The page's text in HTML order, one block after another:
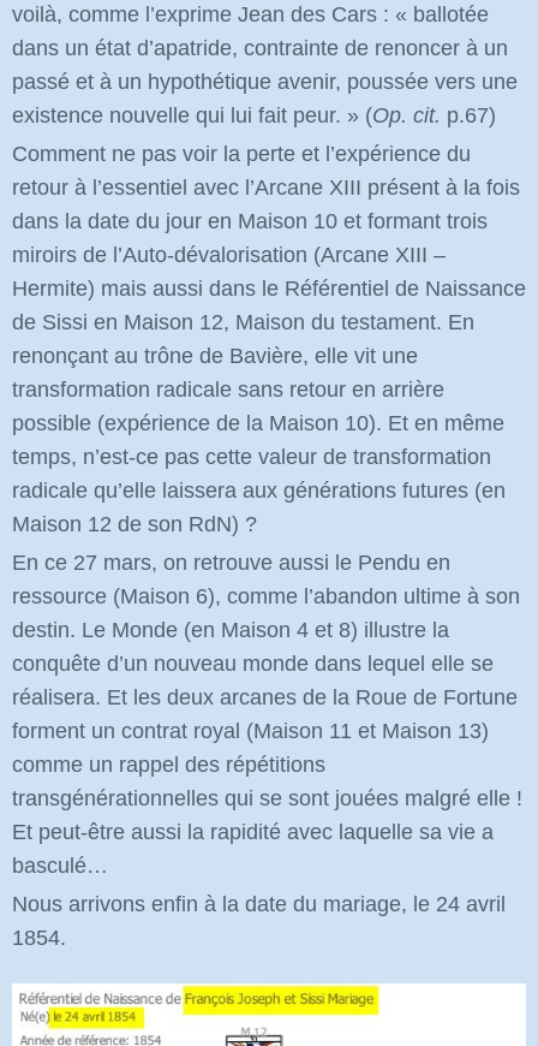
voilà, comme l’exprime Jean des Cars : « ballotée
dans un état d’apatride, contrainte de renoncer à un
passé et à un hypothétique avenir, poussée vers une
existence nouvelle qui lui fait peur. » (Op. cit. p.67)
Comment ne pas voir la perte et l’expérience du
retour à l’essentiel avec l’Arcane XIII présent à la fois
dans la date du jour en Maison 10 et formant trois
miroirs de l’Auto-dévalorisation (Arcane XIII –
Hermite) mais aussi dans le Référentiel de Naissance
de Sissi en Maison 12, Maison du testament. En
renonçant au trône de Bavière, elle vit une
transformation radicale sans retour en arrière
possible (expérience de la Maison 10). Et en même
temps, n’est-ce pas cette valeur de transformation
radicale qu’elle laissera aux générations futures (en
Maison 12 de son RdN) ?
En ce 27 mars, on retrouve aussi le Pendu en
ressource (Maison 6), comme l’abandon ultime à son
destin. Le Monde (en Maison 4 et 8) illustre la
conquête d’un nouveau monde dans lequel elle se
réalisera. Et les deux arcanes de la Roue de Fortune
forment un contrat royal (Maison 11 et Maison 13)
comme un rappel des répétitions
transgénérationnelles qui se sont jouées malgré elle !
Et peut-être aussi la rapidité avec laquelle sa vie a
basculé…
Nous arrivons enfin à la date du mariage, le 24 avril
1854.